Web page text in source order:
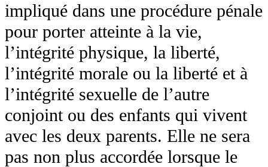
impliqué dans une procédure pénale
pour porter atteinte à la vie,
l’intégrité physique, la liberté,
l’intégrité morale ou la liberté et à
l’intégrité sexuelle de l’autre
conjoint ou des enfants qui vivent
avec les deux parents. Elle ne sera
pas non plus accordée lorsque le